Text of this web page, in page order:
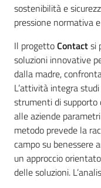
sostenibilità e
pressione normativa
Il progettoContactsi
soluzioni innovative
dalla madre,
L’attività integra
strumenti di supporto
alle aziende
metodo prevede la
campo su benessere
un approccio
delle soluzioni.